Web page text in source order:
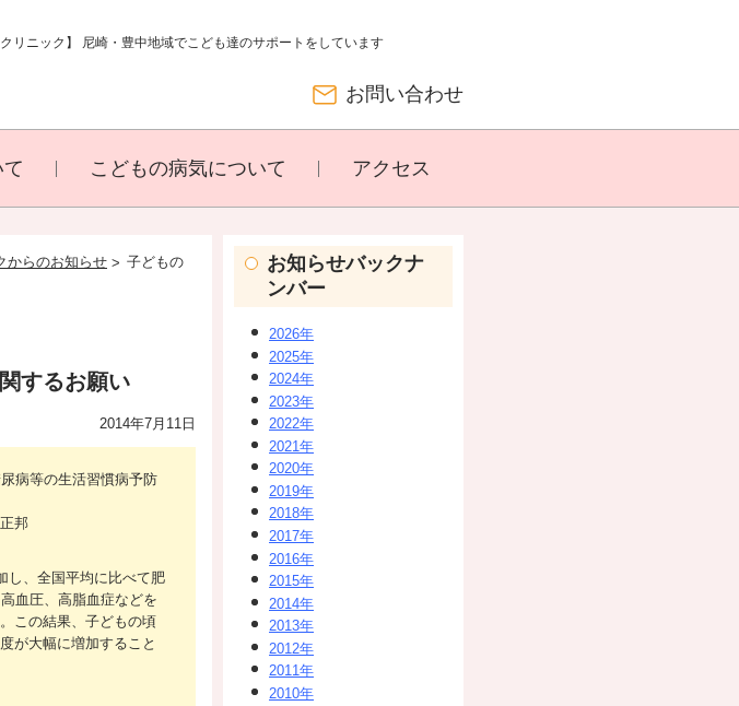
リニック】 尼崎・豊中地域でこども達のサポートをしています
お問い合わせ
こどもの病気について アクセス
からのお知らせ
子どもの
するお願い
2014年7月11日
病等の生活習慣病予防
邦
し、全国平均に比べて肥
血圧、高脂血症などを
この結果、子どもの頃
が大幅に増加すること
お知らせバックナ
ンバー
2026年
2025年
2024年
2023年
2022年
2021年
2020年
2019年
2018年
2017年
2016年
2015年
2014年
2013年
2012年
2011年
2010年